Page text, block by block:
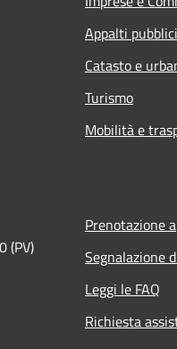
Appalti pubblici
Catasto e
Turismo
Mobilità e
(PV)
Prenotazione
Segnalazione
Leggi le FAQ
Richiesta